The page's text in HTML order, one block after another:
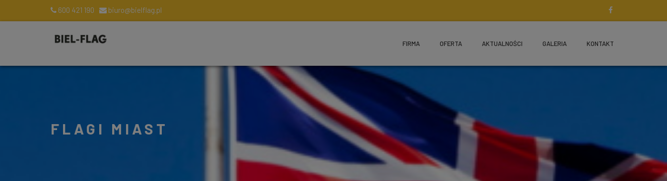
600 421 190 biuro@bielflag.pl
FIRMA OFERTA AKTUALNOŚCI GALERIA KONTAKT
FLAGI MIAST